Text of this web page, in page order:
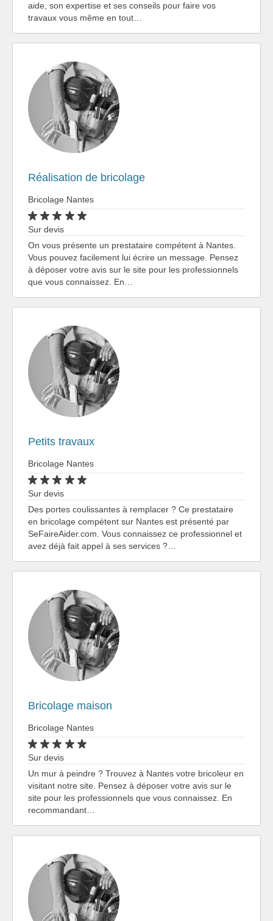
aide, son expertise et ses conseils pour faire vos
travaux vous même en tout…
Réalisation de bricolage
Bricolage Nantes
Sur devis
On vous présente un prestataire compétent à Nantes.
Vous pouvez facilement lui écrire un message. Pensez
à déposer votre avis sur le site pour les professionnels
que vous connaissez. En…
Petits travaux
Bricolage Nantes
Sur devis
Des portes coulissantes à remplacer ? Ce prestataire
en bricolage compétent sur Nantes est présenté par
SeFaireAider.com. Vous connaissez ce professionnel et
avez déjà fait appel à ses services ?…
Bricolage maison
Bricolage Nantes
Sur devis
Un mur à peindre ? Trouvez à Nantes votre bricoleur en
visitant notre site. Pensez à déposer votre avis sur le
site pour les professionnels que vous connaissez. En
recommandant…